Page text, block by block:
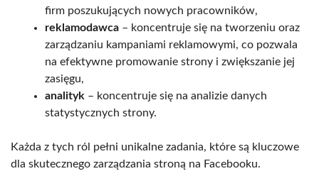
firm poszukujących nowych pracowników,
reklamodawca – koncentruje się na tworzeniu oraz
zarządzaniu kampaniami reklamowymi, co pozwala
na efektywne promowanie strony i zwiększanie jej
zasięgu,
analityk – koncentruje się na analizie danych
statystycznych strony.
Każda z tych ról pełni unikalne zadania, które są kluczowe
dla skutecznego zarządzania stroną na Facebooku.